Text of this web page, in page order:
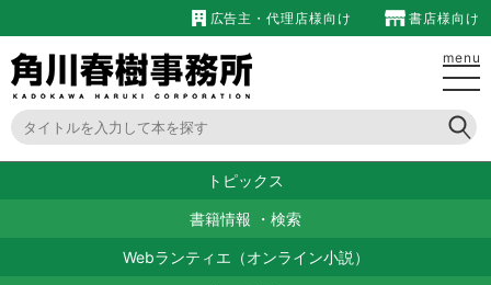
広告主・代理店様向け 書店様向け
menu
トピックス
書籍情報 ・ 検索
Webランティエ（オンライン小説）